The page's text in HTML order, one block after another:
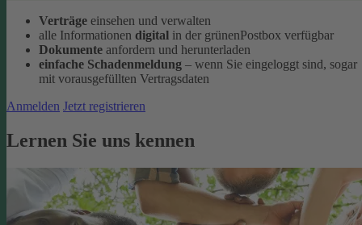
Verträge einsehen und verwalten
alle Informationen digital in der grünenPostbox verfügbar
Dokumente anfordern und herunterladen
einfache Schadenmeldung – wenn Sie eingeloggt sind, sogar
mit vorausgefüllten Vertragsdaten
Anmelden Jetzt registrieren
Lernen Sie uns kennen